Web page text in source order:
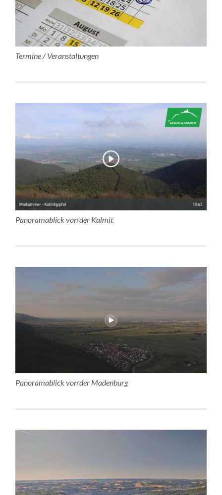
Termine / Veranstaltungen
Panoramablick von der Kalmit
Panoramablick von der Madenburg